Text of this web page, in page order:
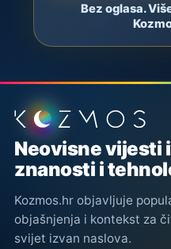
Bez oglasa.
Podnožje stranice
Neovisne vijesti
znanosti i
Kozmos.hr objavljuje
objašnjenja i kontekst za
svijet izvan naslova.